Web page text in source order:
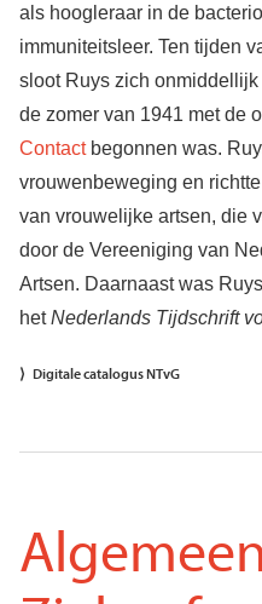
als hoogleraar in de
immuniteitsleer. Ten tijden
sloot Ruys zich
de zomer van 1941 met de
Contactbegonnen was.
vrouwenbeweging en
van vrouwelijke artsen, die
door de Vereeniging van
Artsen. Daarnaast was
hetNederlands Tijdschrift
Digitale catalogus NTvG